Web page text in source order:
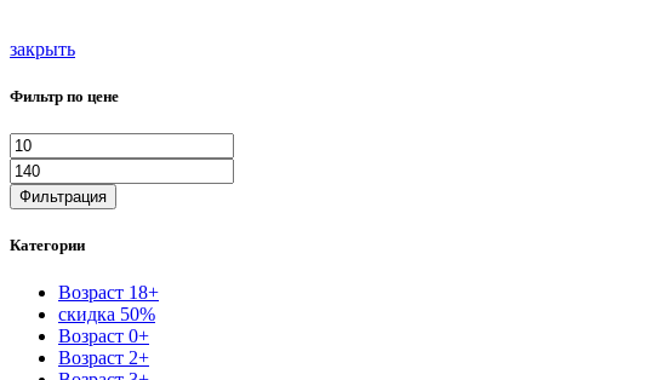
закрыть
Фильтр по цене
Фильтрация
Категории
Возраст 18+
скидка 50%
Возраст 0+
Возраст 2+